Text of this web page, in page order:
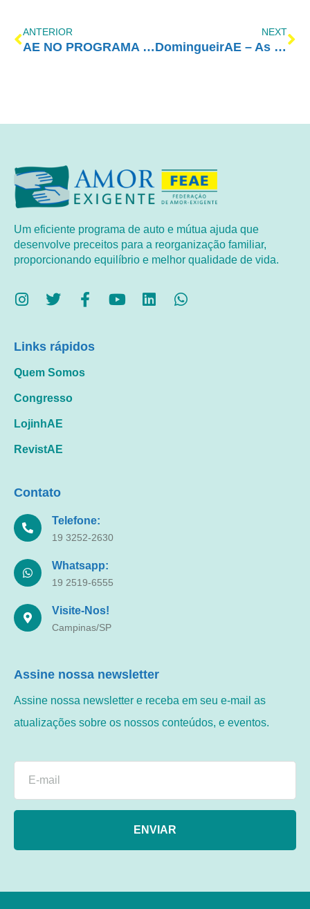
ANTERIOR
AE NO PROGRAMA VIDA MELHOR – REDEVIDA – 15/03/2021
NEXT
DomingueirAE – As metas como instrumento de superação
Um eficiente programa de auto e mútua ajuda que
desenvolve preceitos para a reorganização familiar,
proporcionando equilíbrio e melhor qualidade de vida.
Links rápidos
Quem Somos
Congresso
LojinhAE
RevistAE
Contato
Telefone:
19 3252-2630
Whatsapp:
19 2519-6555
Visite-Nos!
Campinas/SP
Assine nossa newsletter
Assine nossa newsletter e receba em seu e-mail as
atualizações sobre os nossos conteúdos, e eventos.
ENVIAR